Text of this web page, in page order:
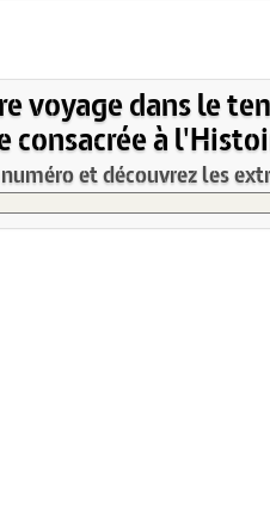
voyage dans le
consacrée à
et découvrez les